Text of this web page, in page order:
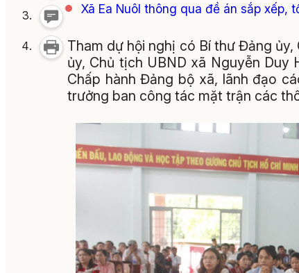
Xã Ea Nuôl thông qua đề án sắp xếp,
Tham dự hội nghị có Bí thư Đảng
ủy, Chủ tịch UBND xã Nguyễn Duy
Chấp hành Đảng bộ xã, lãnh đạo
trưởng ban công tác mặt trận các